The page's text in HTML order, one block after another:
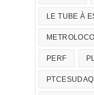
LE TUBE À
METROLOCO
PERF